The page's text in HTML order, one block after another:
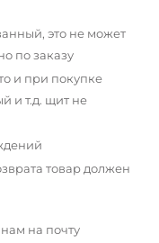
это не может
по заказу
и при покупке
и т.д. щит не
товар должен
на почту